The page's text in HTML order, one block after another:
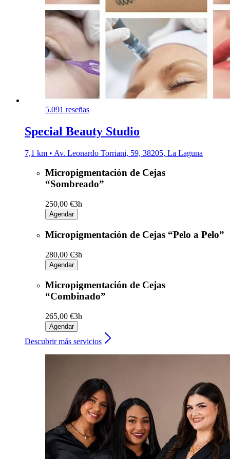
5.091 reseñas
Special Beauty Studio
7,1 km • Av. Leonardo Torriani, 59, 38205, La Laguna
Micropigmentación de Cejas
“Sombreado”
250,00 €3h
Agendar
Micropigmentación de Cejas “Pelo a Pelo”
280,00 €3h
Agendar
Micropigmentación de Cejas
“Combinado”
265,00 €3h
Agendar
Descubrir más servicios